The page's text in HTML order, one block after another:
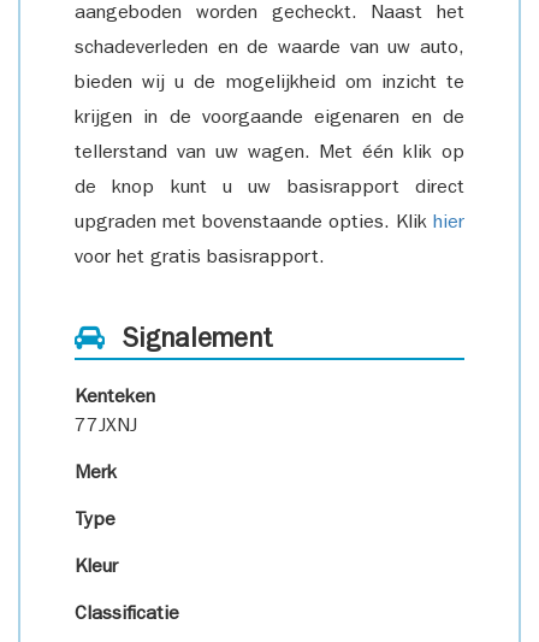
aangeboden worden gecheckt. Naast het
schadeverleden en de waarde van uw auto,
bieden wij u de mogelijkheid om inzicht te
krijgen in de voorgaande eigenaren en de
tellerstand van uw wagen. Met één klik op
de knop kunt u uw basisrapport direct
upgraden met bovenstaande opties. Klik hier
voor het gratis basisrapport.
Signalement
Kenteken
77JXNJ
Merk
Type
Kleur
Classificatie